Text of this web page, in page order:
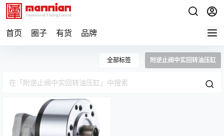
首页 圈子 有货 品牌
全部标签 附逆止阀中实回转油压缸